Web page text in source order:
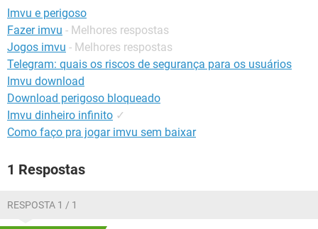
Imvu e perigoso
Fazer imvu - Melhores respostas
Jogos imvu - Melhores respostas
Telegram: quais os riscos de segurança para os usuários
Imvu download
Download perigoso bloqueado
Imvu dinheiro infinito ✓
Como faço pra jogar imvu sem baixar
1 Respostas
RESPOSTA 1 / 1